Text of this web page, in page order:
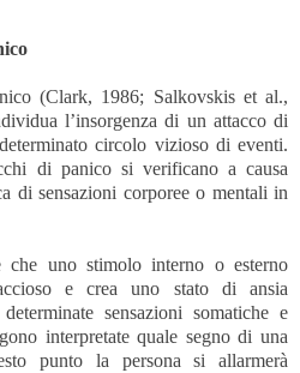
(Clark, 1986; Salkovskis et al.,
l’insorgenza di un attacco di
circolo vizioso di eventi.
di panico si verificano a causa
di sensazioni corporee o mentali in
che uno stimolo interno o esterno
e crea uno stato di ansia
sensazioni somatiche e
interpretate quale segno di una
punto la persona si allarmerà